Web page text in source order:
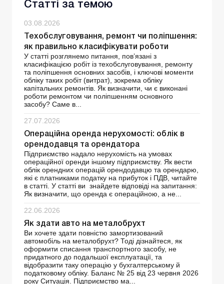
Статті за темою
03.08.2026
Техобслуговування, ремонт чи поліпшення:
як правильно класифікувати роботи
У статті розглянемо питання, пов’язані з
класифікацією робіт із техобслуговування, ремонту
та поліпшення основних засобів, і ключові моменти
обліку таких робіт (витрат), зокрема обліку
капітальних ремонтів. Як визначити, чи є виконані
роботи ремонтом чи поліпшенням основного
засобу? Саме в...
27.07.2026
Операційна оренда нерухомості: облік в
орендодавця та орендатора
Підприємство надало нерухомість на умовах
операційної оренди іншому підприємству. Як вести
облік орендних операцій орендодавцю та орендарю,
які є платниками податку на прибуток і ПДВ, читайте
в статті. У статті ви знайдете відповіді на запитання:
Як визначити, що оренда є операційною, а не...
22.06.2026
Як здати авто на металобрухт
Ви хочете здати повністю замортизований
автомобіль на металобрухт? Тоді дізнайтеся, як
оформити списання транспортного засобу, не
придатного до подальшої експлуатації, та
відобразити таку операцію у бухгалтерському й
податковому обліку. Баланс № 25 від 23 червня 2026
року Ситуація. Підприємство ма...